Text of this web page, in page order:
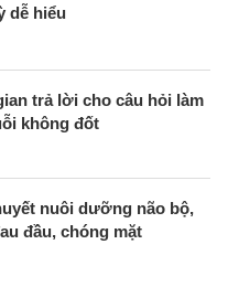
dễ hiểu
trả lời cho câu hỏi làm
không đốt
nuôi dưỡng não bộ,
đầu, chóng mặt